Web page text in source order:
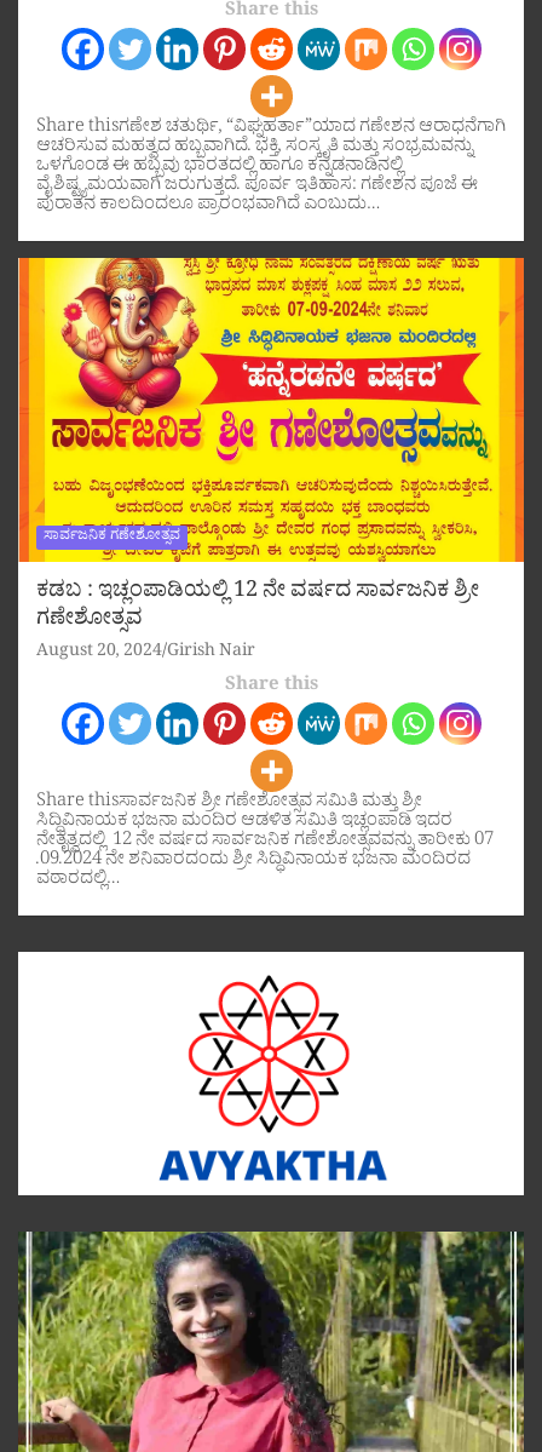
Share this
Share thisಗಣೇಶ ಚತುರ್ಥಿ, “ವಿಘ್ನಹರ್ತಾ”ಯಾದ ಗಣೇಶನ ಆರಾಧನೆಗಾಗಿ
ಆಚರಿಸುವ ಮಹತ್ವದ ಹಬ್ಬವಾಗಿದೆ. ಭಕ್ತಿ, ಸಂಸ್ಕೃತಿ ಮತ್ತು ಸಂಭ್ರಮವನ್ನು
ಒಳಗೊಂಡ ಈ ಹಬ್ಬವು ಭಾರತದಲ್ಲಿ ಹಾಗೂ ಕನ್ನಡನಾಡಿನಲ್ಲಿ
ವೈಶಿಷ್ಟ್ಯಮಯವಾಗಿ ಜರುಗುತ್ತದೆ. ಪೂರ್ವ ಇತಿಹಾಸ: ಗಣೇಶನ ಪೂಜೆ ಈ
ಪುರಾತನ ಕಾಲದಿಂದಲೂ ಪ್ರಾರಂಭವಾಗಿದೆ ಎಂಬುದು…
ಸಾರ್ವಜನಿಕ ಗಣೇಶೋತ್ಸವ
ಕಡಬ : ಇಚ್ಲಂಪಾಡಿಯಲ್ಲಿ 12 ನೇ ವರ್ಷದ ಸಾರ್ವಜನಿಕ ಶ್ರೀ
ಗಣೇಶೋತ್ಸವ
August 20, 2024 Girish Nair
Share this
Share thisಸಾರ್ವಜನಿಕ ಶ್ರೀ ಗಣೇಶೋತ್ಸವ ಸಮಿತಿ ಮತ್ತು ಶ್ರೀ
ಸಿದ್ಧಿವಿನಾಯಕ ಭಜನಾ ಮಂದಿರ ಆಡಳಿತ ಸಮಿತಿ ಇಚ್ಲಂಪಾಡಿ ಇದರ
ನೇತೃತ್ವದಲ್ಲಿ 12 ನೇ ವರ್ಷದ ಸಾರ್ವಜನಿಕ ಗಣೇಶೋತ್ಸವವನ್ನು ತಾರೀಕು 07
.09.2024 ನೇ ಶನಿವಾರದಂದು ಶ್ರೀ ಸಿದ್ಧಿವಿನಾಯಕ ಭಜನಾ ಮಂದಿರದ
ವಠಾರದಲ್ಲಿ…